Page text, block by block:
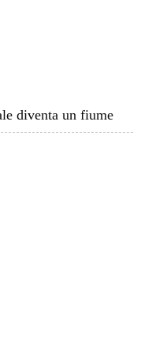
diventa un fiume